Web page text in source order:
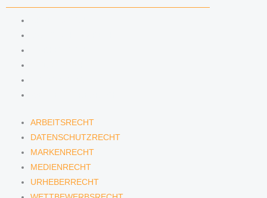
ARBEITSRECHT
DATENSCHUTZRECHT
MARKENRECHT
MEDIENRECHT
URHEBERRECHT